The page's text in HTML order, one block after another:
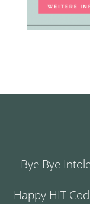
Bye Bye
Happy HIT